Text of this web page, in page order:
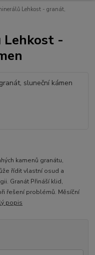
Lehkost - granát,
Lehkost -
kamenů granátu,
řídit vlastní osud a
Granát Přináší klid,
řešení problémů. Měsíční
popis